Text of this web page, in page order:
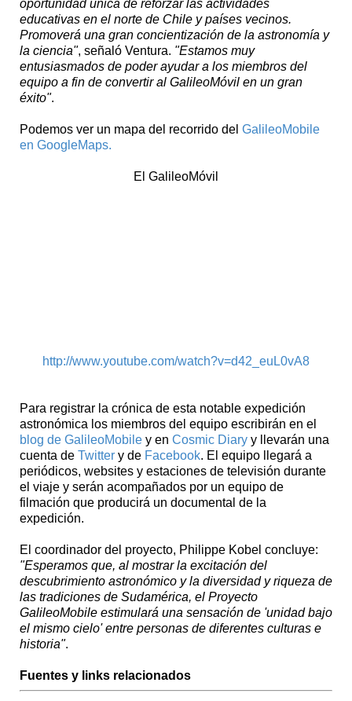
oportunidad única de reforzar las actividades
educativas en el norte de Chile y países vecinos.
Promoverá una gran concientización de la astronomía y
la ciencia", señaló Ventura. "Estamos muy
entusiasmados de poder ayudar a los miembros del
equipo a fin de convertir al GalileoMóvil en un gran
éxito".
Podemos ver un mapa del recorrido del GalileoMobile
en GoogleMaps.
El GalileoMóvil
http://www.youtube.com/watch?v=d42_euL0vA8
Para registrar la crónica de esta notable expedición
astronómica los miembros del equipo escribirán en el
blog de GalileoMobile y en Cosmic Diary y llevarán una
cuenta de Twitter y de Facebook. El equipo llegará a
periódicos, websites y estaciones de televisión durante
el viaje y serán acompañados por un equipo de
filmación que producirá un documental de la
expedición.
El coordinador del proyecto, Philippe Kobel concluye:
"Esperamos que, al mostrar la excitación del
descubrimiento astronómico y la diversidad y riqueza de
las tradiciones de Sudamérica, el Proyecto
GalileoMobile estimulará una sensación de 'unidad bajo
el mismo cielo' entre personas de diferentes culturas e
historia".
Fuentes y links relacionados